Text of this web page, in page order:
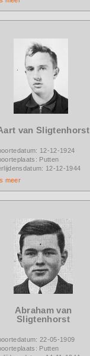
van Sligtenhorst
12-12-1924
Putten
12-12-1944
meer
Abraham van
Sligtenhorst
22-05-1909
Putten